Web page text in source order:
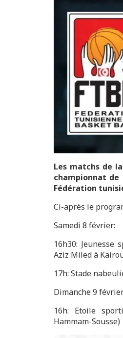
Les matchs de
championnat
Fédération
Ci-après le
Samedi 8 février:
16h30:
Aziz Miled à
17h: Stade
Dimanche 9
16h: Etoile
Hammam-Sousse)